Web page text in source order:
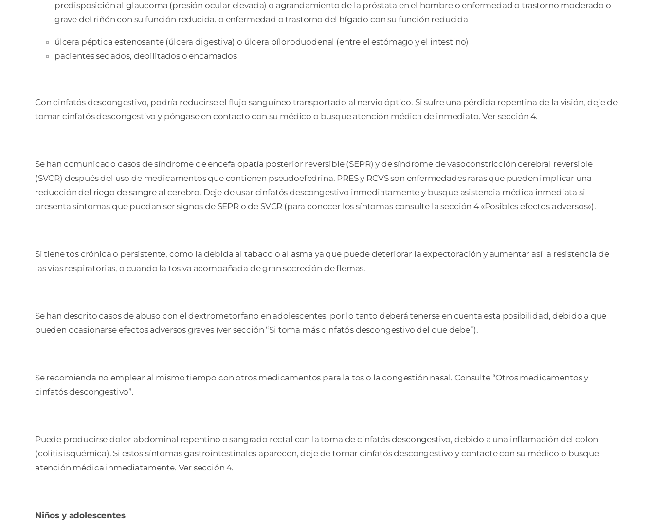
predisposición al glaucoma (presión ocular elevada) o agrandamiento de la próstata en el hombre o enfermedad o trastorno moderado o
grave del riñón con su función reducida. o enfermedad o trastorno del hígado con su función reducida
úlcera péptica estenosante (úlcera digestiva) o úlcera píloroduodenal (entre el estómago y el intestino)
pacientes sedados, debilitados o encamados
Con cinfatós descongestivo, podría reducirse el flujo sanguíneo transportado al nervio óptico. Si sufre una pérdida repentina de la visión, deje de
tomar cinfatós descongestivo y póngase en contacto con su médico o busque atención médica de inmediato. Ver sección 4.
Se han comunicado casos de síndrome de encefalopatía posterior reversible (SEPR) y de síndrome de vasoconstricción cerebral reversible
(SVCR) después del uso de medicamentos que contienen pseudoefedrina. PRES y RCVS son enfermedades raras que pueden implicar una
reducción del riego de sangre al cerebro. Deje de usar cinfatós descongestivo inmediatamente y busque asistencia médica inmediata si
presenta síntomas que puedan ser signos de SEPR o de SVCR (para conocer los síntomas consulte la sección 4 «Posibles efectos adversos»).
Si tiene tos crónica o persistente, como la debida al tabaco o al asma ya que puede deteriorar la expectoración y aumentar así la resistencia de
las vías respiratorias, o cuando la tos va acompañada de gran secreción de flemas.
Se han descrito casos de abuso con el dextrometorfano en adolescentes, por lo tanto deberá tenerse en cuenta esta posibilidad, debido a que
pueden ocasionarse efectos adversos graves (ver sección “Si toma más cinfatós descongestivo del que debe”).
Se recomienda no emplear al mismo tiempo con otros medicamentos para la tos o la congestión nasal. Consulte “Otros medicamentos y
cinfatós descongestivo”.
Puede producirse dolor abdominal repentino o sangrado rectal con la toma de cinfatós descongestivo, debido a una inflamación del colon
(colitis isquémica). Si estos síntomas gastrointestinales aparecen, deje de tomar cinfatós descongestivo y contacte con su médico o busque
atención médica inmediatamente. Ver sección 4.
Niños y adolescentes